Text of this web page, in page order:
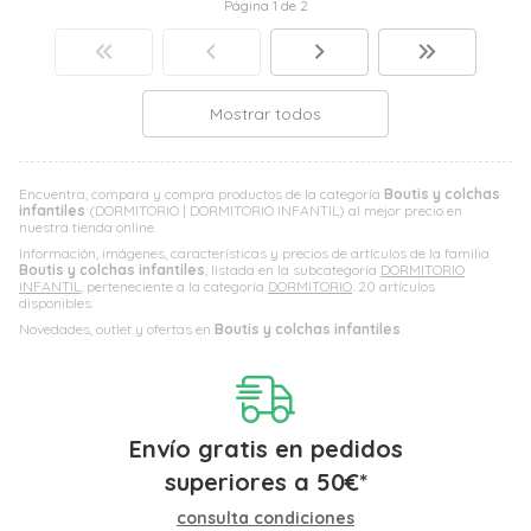
Encuentra, compara y compra productos de la categoría Boutis y colchas
infantiles (DORMITORIO | DORMITORIO INFANTIL) al mejor precio en
nuestra tienda online.
Información, imágenes, características y precios de artículos de la familia
Boutis y colchas infantiles, listada en la subcategoría DORMITORIO
INFANTIL, perteneciente a la categoría DORMITORIO. 20 artículos
disponibles.
Novedades, outlet y ofertas en Boutis y colchas infantiles.
Página 1 de 2
Mostrar todos
Envío gratis en pedidos
superiores a 50€*
consulta condiciones